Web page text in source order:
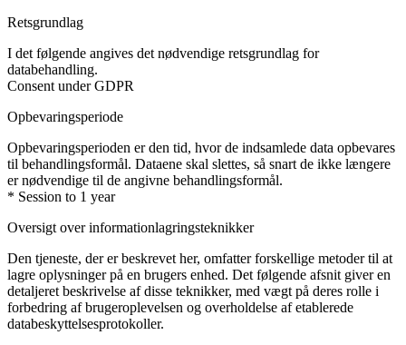
Retsgrundlag
I det følgende angives det nødvendige retsgrundlag for
databehandling.
Consent under GDPR
Opbevaringsperiode
Opbevaringsperioden er den tid, hvor de indsamlede data opbevares
til behandlingsformål. Dataene skal slettes, så snart de ikke længere
er nødvendige til de angivne behandlingsformål.
* Session to 1 year
Oversigt over informationlagringsteknikker
Den tjeneste, der er beskrevet her, omfatter forskellige metoder til at
lagre oplysninger på en brugers enhed. Det følgende afsnit giver en
detaljeret beskrivelse af disse teknikker, med vægt på deres rolle i
forbedring af brugeroplevelsen og overholdelse af etablerede
databeskyttelsesprotokoller.